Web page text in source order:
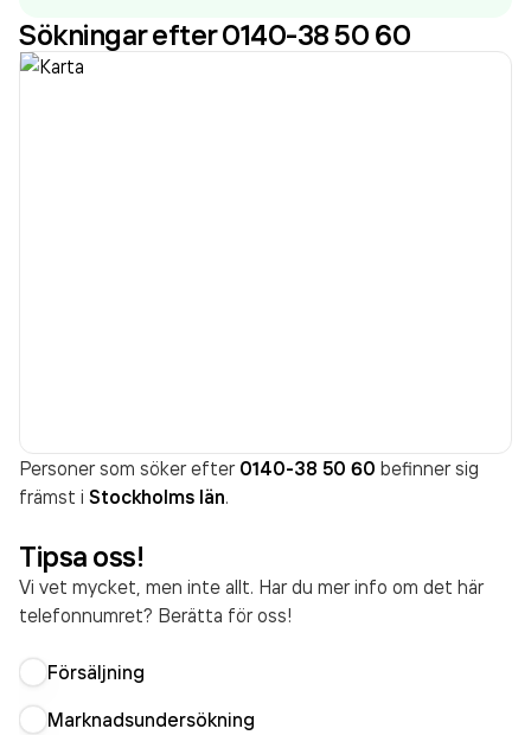
92 229 000,00 kr
senaste räkenskapsåret (2025).
Sökningar efter 0140-38 50 60
Personer som söker efter 0140-38 50 60 befinner sig
främst i Stockholms län.
Tipsa oss!
Vi vet mycket, men inte allt. Har du mer info om det här
telefonnumret? Berätta för oss!
Försäljning
Marknadsundersökning